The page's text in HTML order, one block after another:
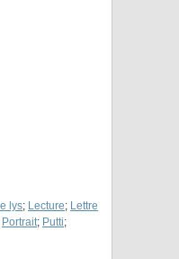
lys; Lecture; Lettre
Portrait; Putti;